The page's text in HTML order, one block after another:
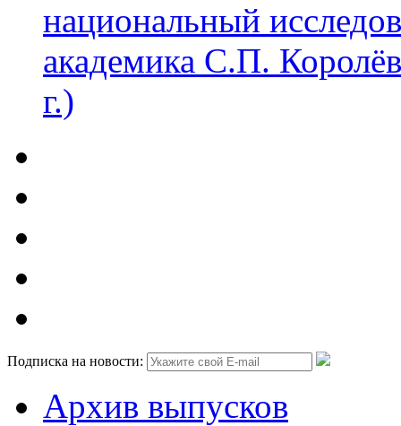
национальный
академика С.П.
г.)
Подписка на новости:
Архив выпусков